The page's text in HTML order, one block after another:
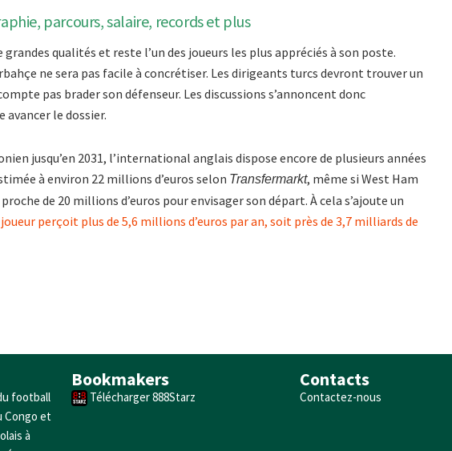
parcours, salaire, records et plus
grandes qualités et reste l’un des joueurs les plus appréciés à son poste.
ne sera pas facile à concrétiser. Les dirigeants turcs devront trouver un
pas brader son défenseur. Les discussions s’annoncent donc
le dossier.
jusqu’en 2031, l’international anglais dispose encore de plusieurs années
à environ 22 millions d’euros selon Transfermarkt, même si West Ham
de 20 millions d’euros pour envisager son départ. À cela s’ajoute un
joueur perçoit plus de 5,6 millions d’euros par an, soit près de 3,7 milliards de
football
Congo et
à
Bookmakers
Télécharger 888Starz
Contacts
Contactez-nous